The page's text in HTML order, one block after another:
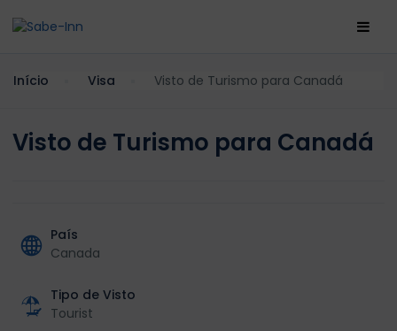
Início Visa Visto de Turismo para Canadá
Visto de Turismo para Canadá
País
Canada
Tipo de Visto
Tourist